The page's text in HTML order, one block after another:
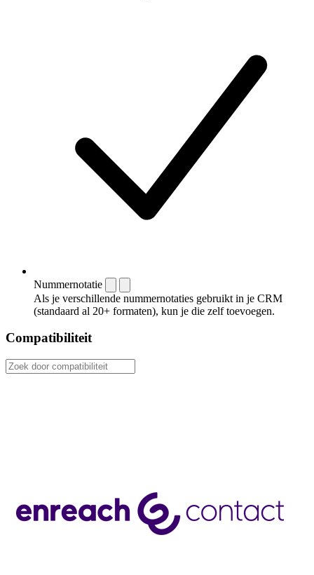
Nummernotatie
Als je verschillende nummernotaties gebruikt in je CRM
(standaard al 20+ formaten), kun je die zelf toevoegen.
Compatibiliteit